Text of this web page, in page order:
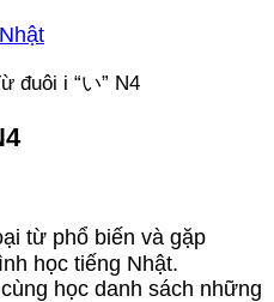
đuôi i “い” N4
từ phổ biến và gặp
học tiếng Nhật.
học danh sách những